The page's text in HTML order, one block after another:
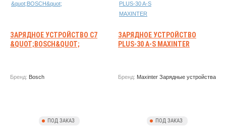
ЗАРЯДНОЕ УСТРОЙСТВО C7
&QUOT;BOSCH&QUOT;
Бренд: Bosch
ПОД ЗАКАЗ
ЗАРЯДНОЕ УСТРОЙСТВО
PLUS-30 A-S MAXINTER
Бренд: Maxinter Зарядные устройства
ПОД ЗАКАЗ